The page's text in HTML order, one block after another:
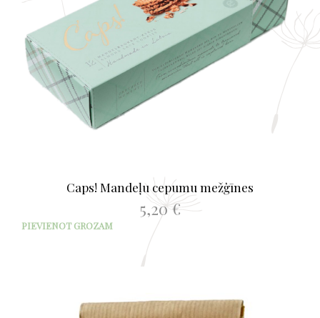
Caps! Mandeļu cepumu mežģīnes
5,20€
PIEVIENOT GROZAM